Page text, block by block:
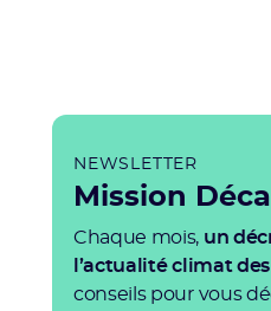
NEWSLETTER
Mission
Chaque mois, un
l’actualité climat
conseils pour vous